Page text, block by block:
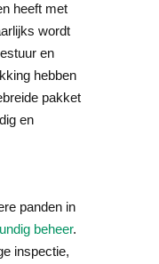
heeft met
wordt
en
hebben
pakket
en
panden in
beheer.
inspectie,